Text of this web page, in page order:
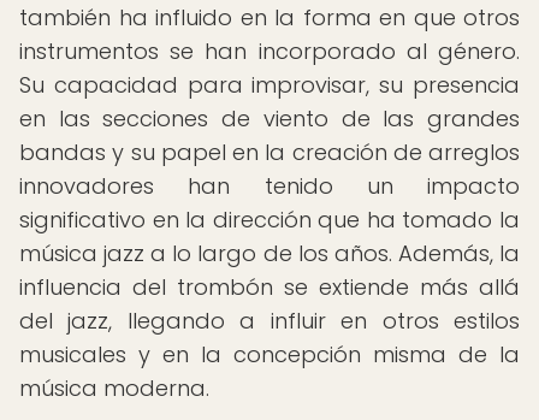
también ha influido en la forma en que otros
instrumentos se han incorporado al género.
Su capacidad para improvisar, su presencia
en las secciones de viento de las grandes
bandas y su papel en la creación de arreglos
innovadores han tenido un impacto
significativo en la dirección que ha tomado la
música jazz a lo largo de los años. Además, la
influencia del trombón se extiende más allá
del jazz, llegando a influir en otros estilos
musicales y en la concepción misma de la
música moderna.